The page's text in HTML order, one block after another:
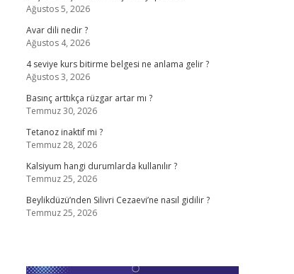
Ağustos 5, 2026
Avar dili nedir ?
Ağustos 4, 2026
4 seviye kurs bitirme belgesi ne anlama gelir ?
Ağustos 3, 2026
Basınç arttıkça rüzgar artar mı ?
Temmuz 30, 2026
Tetanoz inaktif mi ?
Temmuz 28, 2026
Kalsiyum hangi durumlarda kullanılır ?
Temmuz 25, 2026
Beylikdüzü’nden Silivri Cezaevi’ne nasıl gidilir ?
Temmuz 25, 2026